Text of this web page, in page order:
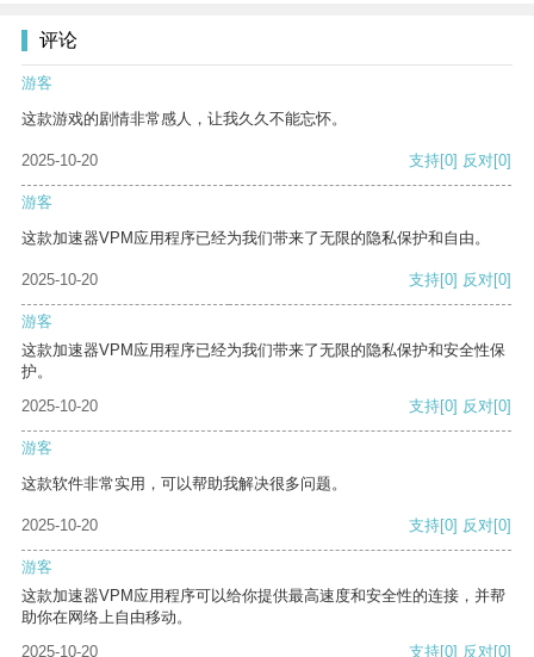
评论
游客
这款游戏的剧情非常感人，让我久久不能忘怀。
2025-10-20 支持[0] 反对[0]
游客
这款加速器VPM应用程序已经为我们带来了无限的隐私保护和自由。
2025-10-20 支持[0] 反对[0]
游客
这款加速器VPM应用程序已经为我们带来了无限的隐私保护和安全性保
护。
2025-10-20
支持[0] 反对[0]
游客
这款软件非常实用，可以帮助我解决很多问题。
2025-10-20 支持[0] 反对[0]
游客
这款加速器VPM应用程序可以给你提供最高速度和安全性的连接，并帮
助你在网络上自由移动。
2025-10-20
支持[0] 反对[0]